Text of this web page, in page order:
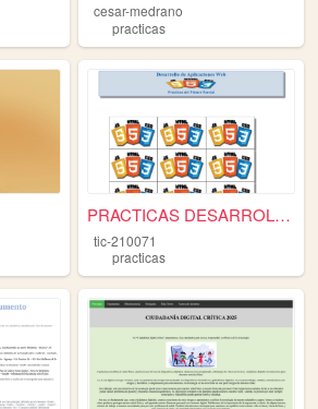
cesar-medrano
practicas
PRACTICAS DESARROLLO WEB
tic-210071
practicas